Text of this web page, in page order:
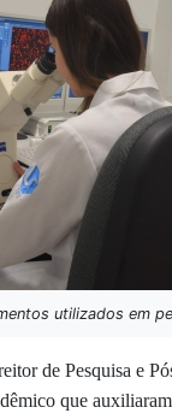
utilizados em
de Pesquisa e
que